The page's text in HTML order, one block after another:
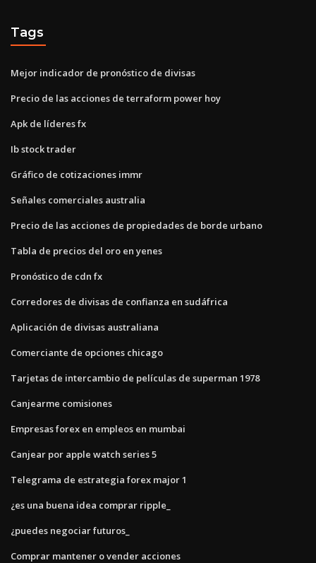
Tags
Mejor indicador de pronóstico de divisas
Precio de las acciones de terraform power hoy
Apk de líderes fx
Ib stock trader
Gráfico de cotizaciones immr
Señales comerciales australia
Precio de las acciones de propiedades de borde urbano
Tabla de precios del oro en yenes
Pronóstico de cdn fx
Corredores de divisas de confianza en sudáfrica
Aplicación de divisas australiana
Comerciante de opciones chicago
Tarjetas de intercambio de películas de superman 1978
Canjearme comisiones
Empresas forex en empleos en mumbai
Canjear por apple watch series 5
Telegrama de estrategia forex major 1
¿es una buena idea comprar ripple_
¿puedes negociar futuros_
Comprar mantener o vender acciones